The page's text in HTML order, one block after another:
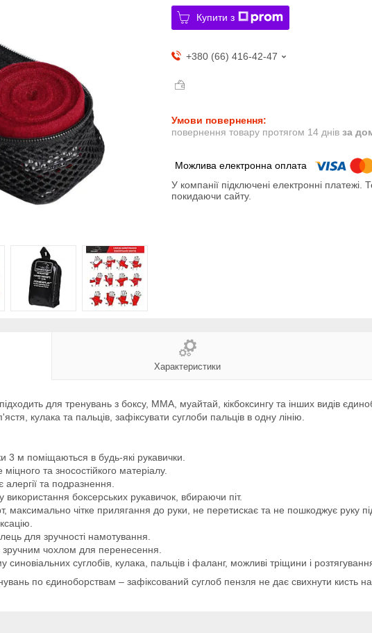
Купити з
+380 (66) 416-42-47
повернення товару протягом 14 днів за
У компанії підключені електронні
покидаючи сайту.
Характеристики
для тренувань з боксу, ММА, муайтай, кікбоксингу та інших видів
кулака та пальців, зафіксувати суглоби пальців в одну лінію.
3 м поміщаються в будь-які рукавички.
та зносостійкого матеріалу.
та подразнення.
боксерських рукавичок, вбираючи піт.
максимально чітке прилягання до руки, не перетискає та не пошкоджує руку
для зручності намотування.
чохлом для перенесення.
синовіальних суглобів, кулака, пальців і фаланг, можливі тріщини і
по єдиноборствам – зафіксований суглоб пензля не дає свихнути кисть